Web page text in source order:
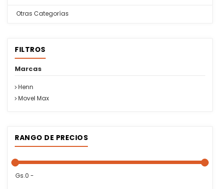
Otras Categorías
FILTROS
Marcas
Henn
Movel Max
RANGO DE PRECIOS
Gs.0 -